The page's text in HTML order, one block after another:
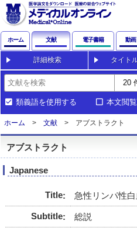
ホーム 文献 電子書籍 動画
詳細検索 タイト
類義語を使用する 本文閲
ホーム 文献 アブストラクト
アブストラクト
Japanese
Title 急性リンパ性
Subtitle 総説